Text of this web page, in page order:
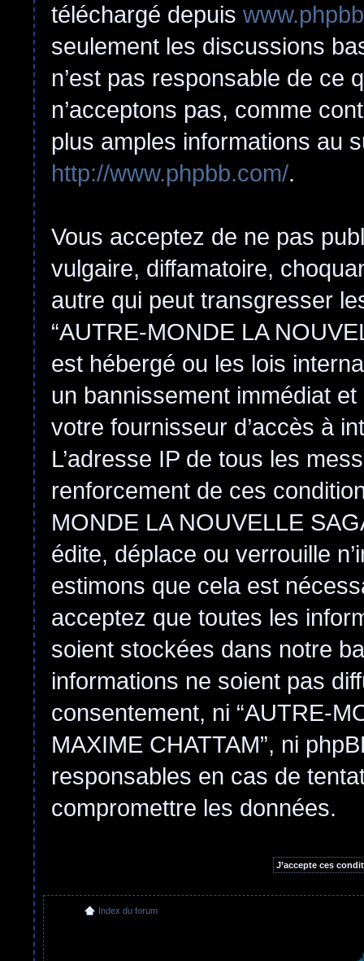
téléchargé depuis
seulement les discussions
n’est pas responsable de ce
n’acceptons pas, comme
plus amples informations au
http://www.phpbb.com/.
Vous acceptez de ne pas
vulgaire, diffamatoire,
autre qui peut transgresser
“AUTRE-MONDE LA
est hébergé ou les lois
un bannissement immédiat
votre fournisseur d’accès à
L’adresse IP de tous les
renforcement de ces
MONDE LA NOUVELLE
édite, déplace ou verrouille
estimons que cela est
acceptez que toutes les
soient stockées dans notre
informations ne soient pas
consentement, ni “AUTRE-
MAXIME CHATTAM”, ni
responsables en cas de
compromettre les données.
Index du forum